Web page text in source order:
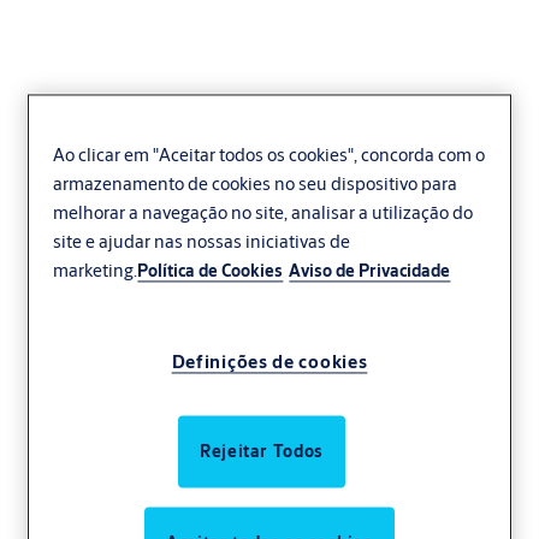
Ao clicar em "Aceitar todos os cookies", concorda com o
armazenamento de cookies no seu dispositivo para
melhorar a navegação no site, analisar a utilização do
site e ajudar nas nossas iniciativas de
marketing.Política de Cookies Aviso de Privacidade
Definições de cookies
Rejeitar Todos